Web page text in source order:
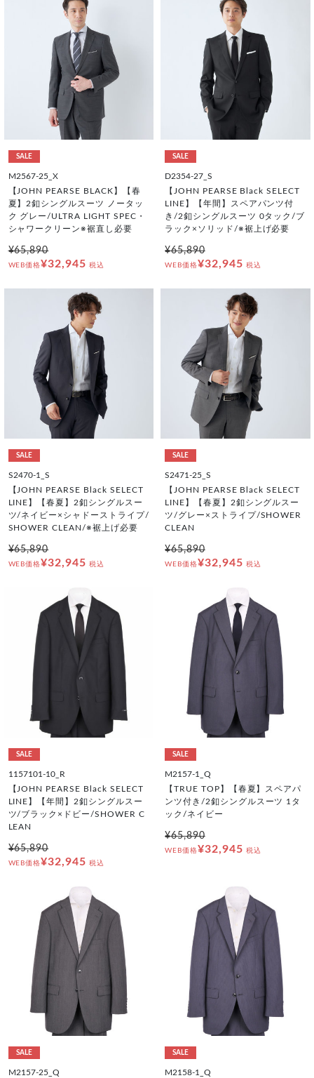
SALE
M2567-25_X
【JOHN PEARSE BLACK】【春
夏】2釦シングルスーツ ノータッ
ク グレー/ULTRA LIGHT SPEC・
シャワークリーン※裾直し必要
¥65,890
WEB価格¥32,945 税込
SALE
D2354-27_S
【JOHN PEARSE Black SELECT
LINE】【年間】スペアパンツ付
き/2釦シングルスーツ 0タック/ブ
ラック×ソリッド/※裾上げ必要
¥65,890
WEB価格¥32,945 税込
SALE
S2470-1_S
【JOHN PEARSE Black SELECT
LINE】【春夏】2釦シングルスー
ツ/ネイビー×シャドーストライプ/
SHOWER CLEAN/※裾上げ必要
¥65,890
WEB価格¥32,945 税込
SALE
S2471-25_S
【JOHN PEARSE Black SELECT
LINE】【春夏】2釦シングルスー
ツ/グレー×ストライプ/SHOWER
CLEAN
¥65,890
WEB価格¥32,945 税込
SALE
1157101-10_R
【JOHN PEARSE Black SELECT
LINE】【年間】2釦シングルスー
ツ/ブラック×ドビー/SHOWER C
LEAN
¥65,890
WEB価格¥32,945 税込
SALE
M2157-1_Q
【TRUE TOP】【春夏】スペアパ
ンツ付き/2釦シングルスーツ 1タ
ック/ネイビー
¥65,890
WEB価格¥32,945 税込
SALE
M2157-25_Q
SALE
M2158-1_Q